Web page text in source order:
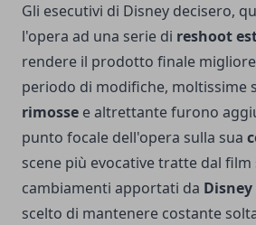
Gli esecutivi di Disney decisero,
l'opera ad una serie di reshoot
rendere il prodotto finale
periodo di modifiche, moltissime
rimosse e altrettante furono
punto focale dell'opera sulla sua
scene più evocative tratte dal
cambiamenti apportati da Disney
scelto di mantenere costante